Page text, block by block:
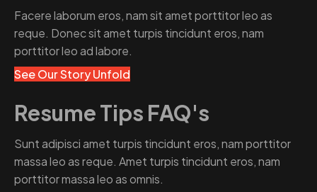
Facere laborum eros, nam sit amet porttitor leo as
reque. Donec sit amet turpis tincidunt eros, nam
porttitor leo ad labore.
See Our Story Unfold
Resume Tips FAQ's
Sunt adipisci amet turpis tincidunt eros, nam porttitor
massa leo as reque. Amet turpis tincidunt eros, nam
porttitor massa leo as omnis.